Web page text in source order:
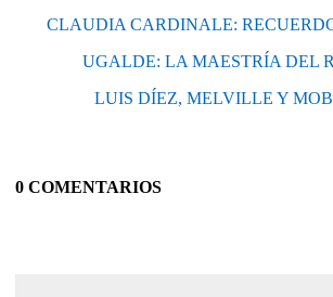
CLAUDIA CARDINALE:
UGALDE: LA MAESTRÍA DEL
LUIS DÍEZ, MELVILLE Y
0 COMENTARIOS